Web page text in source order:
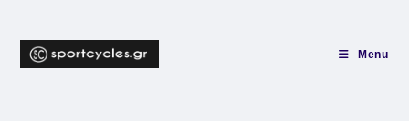
content
Menu